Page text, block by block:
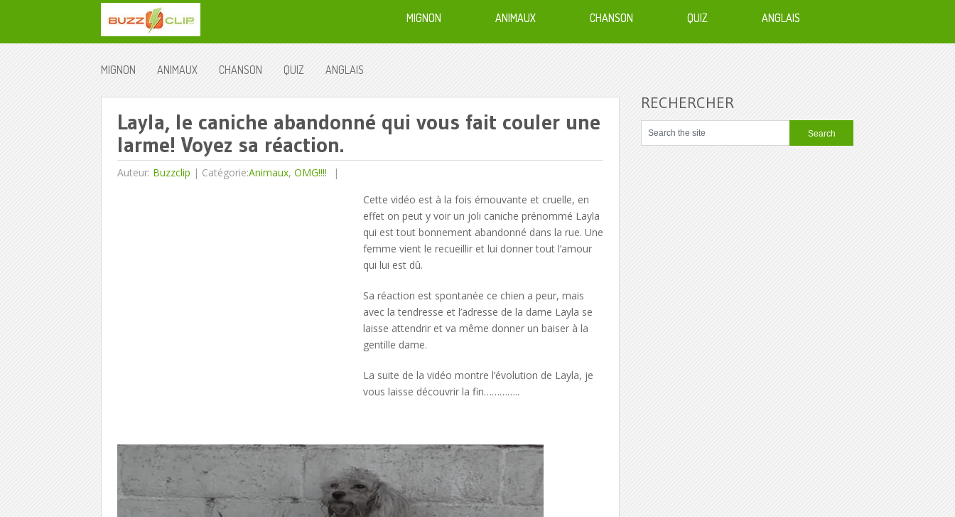
MIGNON ANIMAUX CHANSON QUIZ ANGLAIS
MIGNON ANIMAUX CHANSON QUIZ ANGLAIS
Layla, le caniche abandonné qui vous fait couler une
larme! Voyez sa réaction.
Auteur: Buzzclip | Catégorie:Animaux, OMG!!!!
Cette vidéo est à la fois émouvante et cruelle, en
effet on peut y voir un joli caniche prénommé Layla
qui est tout bonnement abandonné dans la rue. Une
femme vient le recueillir et lui donner tout l’amour
qui lui est dû.
Sa réaction est spontanée ce chien a peur, mais
avec la tendresse et l’adresse de la dame Layla se
laisse attendrir et va même donner un baiser à la
gentille dame.
La suite de la vidéo montre l’évolution de Layla, je
vous laisse découvrir la fin…………..
RECHERCHER